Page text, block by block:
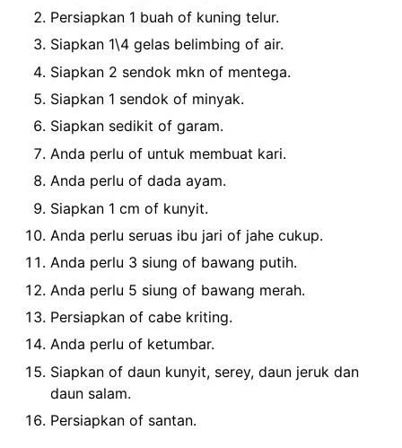
Persiapkan 1 buah of kuning telur.
Siapkan 1\4 gelas belimbing of air.
Siapkan 2 sendok mkn of mentega.
Siapkan 1 sendok of minyak.
Siapkan sedikit of garam.
Anda perlu of untuk membuat kari.
Anda perlu of dada ayam.
Siapkan 1 cm of kunyit.
Anda perlu seruas ibu jari of jahe cukup.
Anda perlu 3 siung of bawang putih.
Anda perlu 5 siung of bawang merah.
Persiapkan of cabe kriting.
Anda perlu of ketumbar.
Siapkan of daun kunyit, serey, daun jeruk dan
daun salam.
Persiapkan of santan.